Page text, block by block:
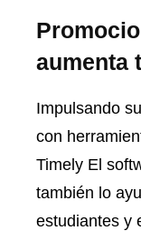
aumenta
Impulsando
con
Timely El
también lo
estudiantes y